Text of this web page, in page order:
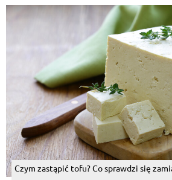
Czym zastąpić tofu? Co sprawdzi się